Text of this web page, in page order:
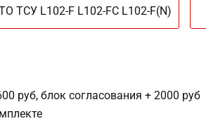
ТСУ L102-F L102-FC L102-F(N)
руб, блок согласования + 2000 руб